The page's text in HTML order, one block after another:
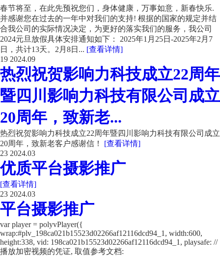
春节将至，在此先预祝您们，身体健康，万事如意，新春快乐.
并感谢您在过去的一年中对我们的支持! 根据的国家的规定并结
合我公司的实际情况决定，为更好的落实我们的服务，我公司
2024元旦放假具体安排通知如下： 2025年1月25日-2025年2月7
日，共计13天。2月8日... [查看详情]
19 2024.09
热烈祝贺影响力科技成立22周年
暨四川影响力科技有限公司成立
20周年，致新老...
热烈祝贺影响力科技成立22周年暨四川影响力科技有限公司成立
20周年，致新老客户感谢信！ [查看详情]
23 2024.03
优质平台摄影推广
[查看详情]
23 2024.03
平台摄影推广
var player = polyvPlayer({
wrap:#plv_198ca021b15523d02266af12116dcd94_1, width:600,
height:338, vid: 198ca021b15523d02266af12116dcd94_1, playsafe: //
播放加密视频的凭证, 取值参考文档: